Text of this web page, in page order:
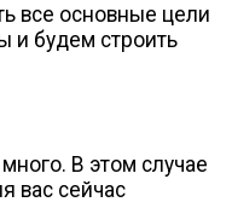
все основные цели
и будем строить
В этом случае
вас сейчас